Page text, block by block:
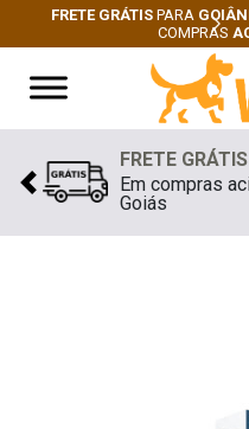
FRETE GRÁTIS PARA
COMPRAS
FRETE GRÁTIS
Em compras
Goiás
Previous